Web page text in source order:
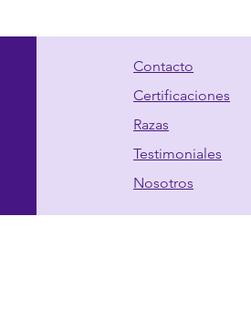
Contacto
Certificaciones
Razas
Testimoniales
Nosotros